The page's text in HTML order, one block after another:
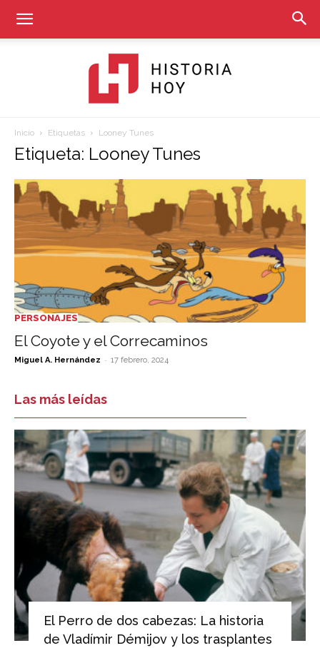
Hoy
Inicio Etiquetas Looney Tunes
Etiqueta: Looney Tunes
PERSONAJES
El Coyote y el Correcaminos
Miguel A. Hernández - 17 febrero, 2024
Las más leídas
El Perro de dos cabezas: La historia
de Vladímir Démijov y los trasplantes